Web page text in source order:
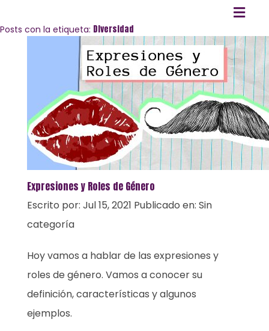
Posts con la etiqueta: DIversidad
Expresiones y Roles de Género
Escrito por: Jul 15, 2021 Publicado en: Sin
categoría
Hoy vamos a hablar de las expresiones y
roles de género. Vamos a conocer su
definición, características y algunos
ejemplos.